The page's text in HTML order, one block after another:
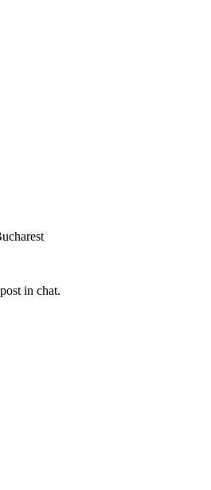
in chat.